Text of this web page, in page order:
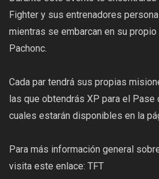
Fighter y sus entrenadores
mientras se embarcan en su propio
Pachonc.
Cada par tendrá sus propias
las que obtendrás XP para el Pase
cuales estarán disponibles en la
Para más información general
visita este enlace: TFT